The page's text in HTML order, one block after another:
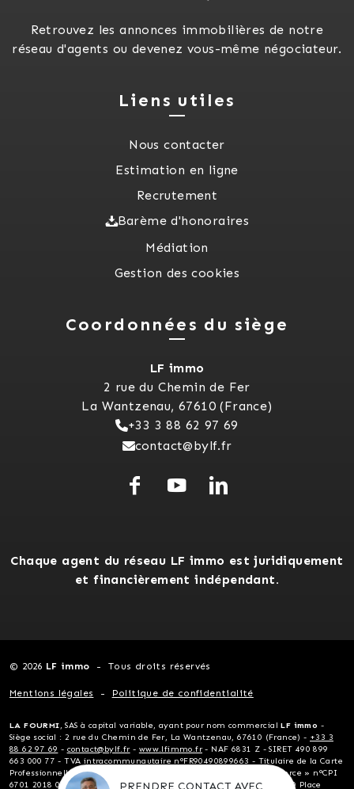
PRENDRE CONTACT AVEC
Retrouvez les annonces immobilières de notre
réseau d'agents ou devenez vous-même négociateur.
Liens utiles
Nous contacter
Estimation en ligne
Recrutement
Barème d'honoraires
Médiation
Gestion des cookies
Coordonnées du siège
LF immo
2 rue du Chemin de Fer
La Wantzenau, 67610 (France)
+33 3 88 62 97 69
contact@bylf.fr
Chaque agent du réseau LF immo est juridiquement
et financièrement indépendant.
© 2026 LF immo Tous droits réservés
Mentions légales Politique de confidentialité
LA FOURMI, SAS à capital variable, ayant pour nom commercialLF immo -
Siège social : 2 rue du Chemin de Fer, La Wantzenau, 67610 (France) - +33 3
88 62 97 69 - contact@bylf.fr- www.lfimmo.fr- NAF 6831 Z - SIRET 490 899
663 000 77 - TVA intracommunautaire n°FR90490899663 - Titulaire de la Carte
Professionnelle « Transactions sur immeubles et fonds de commerce » n°CPI
6701 2018 000 024 124 délivrée par la CCI Alsace Eurométropole, 10 Place